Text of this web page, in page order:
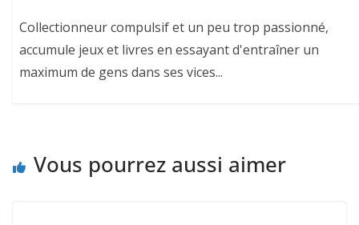
Collectionneur compulsif et un peu trop passionné,
accumule jeux et livres en essayant d'entraîner un
maximum de gens dans ses vices...
Vous pourrez aussi aimer